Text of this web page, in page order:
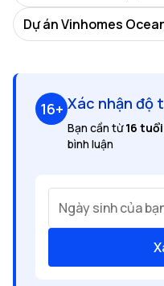
Dự án Vinhomes
16+ Xác nhận độ
Bạn cần từ16
bình luận
Ngày sinh của